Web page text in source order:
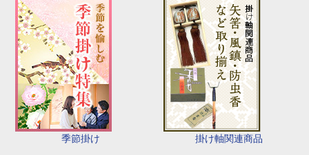
季節掛け 掛け軸関連商品